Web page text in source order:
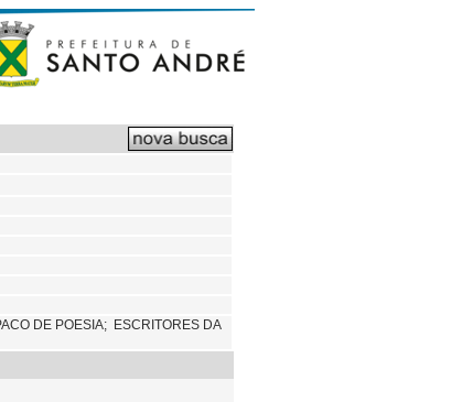
DE POESIA; ESCRITORES DA